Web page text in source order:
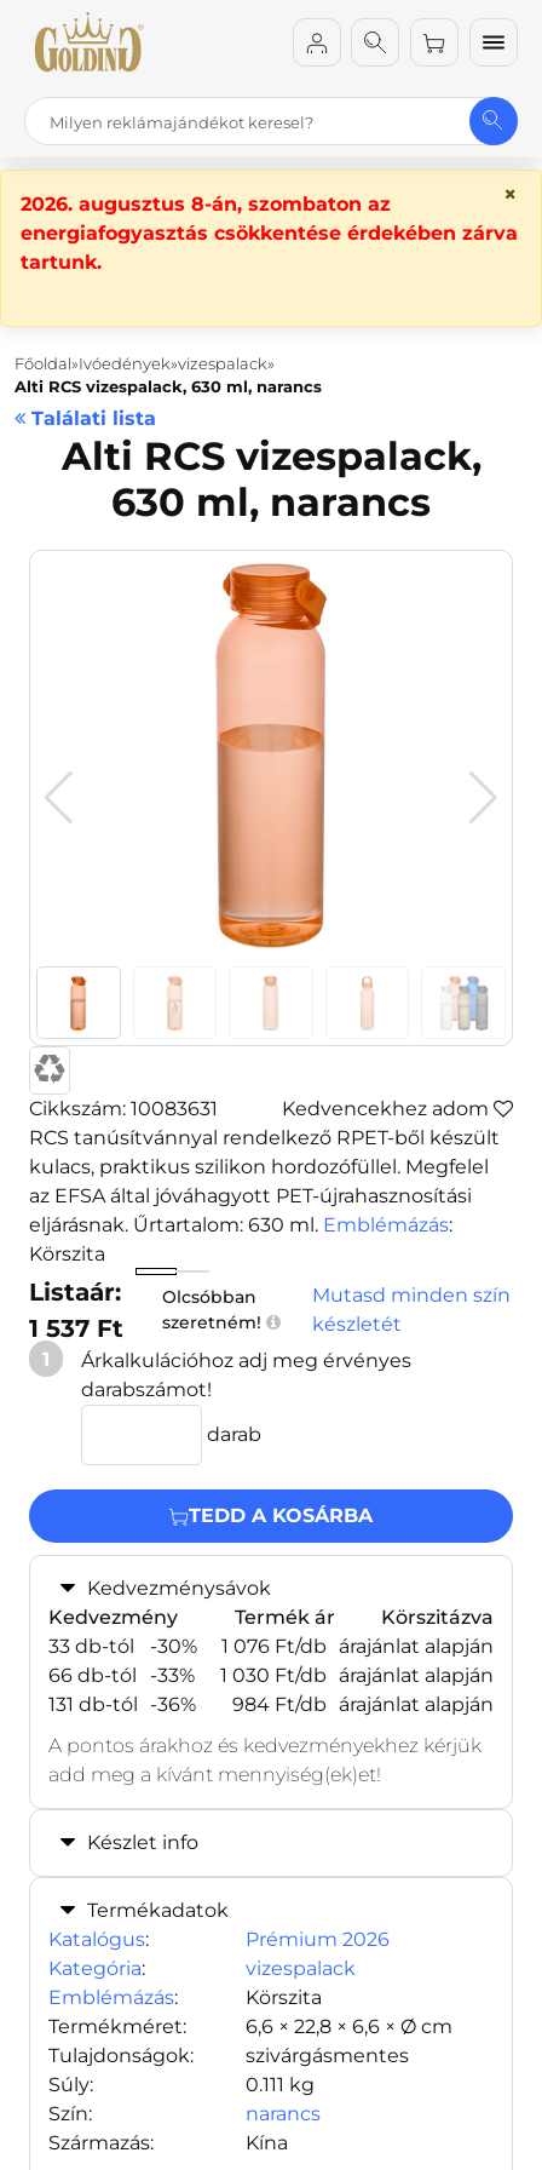
×
2026. augusztus 8-án, szombaton az
energiafogyasztás csökkentése érdekében zárva
tartunk.
Főoldal Ivóedények vizespalack
Alti RCS vizespalack, 630 ml, narancs
Találati lista
Alti RCS vizespalack,
630 ml, narancs
Cikkszám: 10083631
Kedvencekhez adom
RCS tanúsítvánnyal rendelkező RPET-ből készült
kulacs, praktikus szilikon hordozófüllel. Megfelel
az EFSA által jóváhagyott PET-újrahasznosítási
eljárásnak. Űrtartalom: 630 ml. Emblémázás:
Körszita
Listaár:
1 537 Ft
Olcsóbban
szeretném!
Mutasd minden szín
készletét
1
Árkalkulációhoz adj meg érvényes
darabszámot!
darab
TEDD A KOSÁRBA
Kedvezménysávok
Kedvezmény
Termék ár
Körszitázva
33 db-tól
-30% 1 076 Ft/db
árajánlat alapján
66 db-tól
-33% 1 030 Ft/db
árajánlat alapján
131 db-tól
-36% 984 Ft/db
árajánlat alapján
A pontos árakhoz és kedvezményekhez kérjük
add meg a kívánt mennyiség(ek)et!
Készlet info
Termékadatok
Katalógus:
Prémium 2026
Kategória:
vizespalack
Emblémázás:
Körszita
Termékméret:
6,6 × 22,8 × 6,6 × Ø cm
Tulajdonságok:
szivárgásmentes
Súly:
0.111 kg
Szín:
narancs
Származás:
Kína